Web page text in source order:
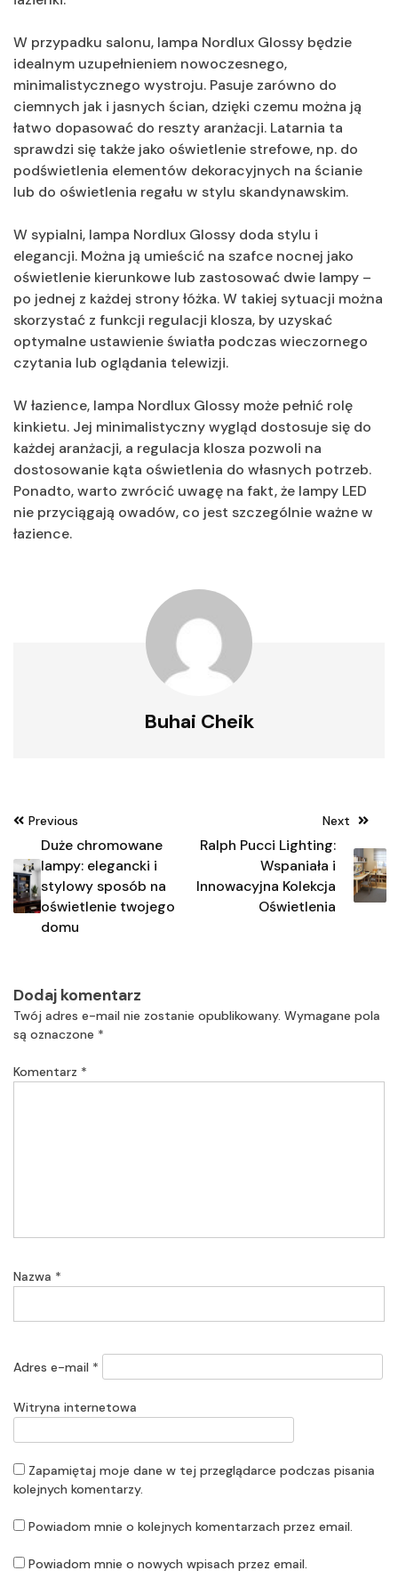
W przypadku salonu, lampa Nordlux Glossy będzie
idealnym uzupełnieniem nowoczesnego,
minimalistycznego wystroju. Pasuje zarówno do
ciemnych jak i jasnych ścian, dzięki czemu można ją
łatwo dopasować do reszty aranżacji. Latarnia ta
sprawdzi się także jako oświetlenie strefowe, np. do
podświetlenia elementów dekoracyjnych na ścianie
lub do oświetlenia regału w stylu skandynawskim.
W sypialni, lampa Nordlux Glossy doda stylu i
elegancji. Można ją umieścić na szafce nocnej jako
oświetlenie kierunkowe lub zastosować dwie lampy –
po jednej z każdej strony łóżka. W takiej sytuacji można
skorzystać z funkcji regulacji klosza, by uzyskać
optymalne ustawienie światła podczas wieczornego
czytania lub oglądania telewizji.
W łazience, lampa Nordlux Glossy może pełnić rolę
kinkietu. Jej minimalistyczny wygląd dostosuje się do
każdej aranżacji, a regulacja klosza pozwoli na
dostosowanie kąta oświetlenia do własnych potrzeb.
Ponadto, warto zwrócić uwagę na fakt, że lampy LED
nie przyciągają owadów, co jest szczególnie ważne w
łazience.
Buhai Cheik
Nawigacja
wpisu
Previous
Duże chromowane
lampy: elegancki i
stylowy sposób na
oświetlenie twojego
domu
Next
Ralph Pucci Lighting:
Wspaniała i
Innowacyjna Kolekcja
Oświetlenia
Dodaj komentarz
Twój adres e-mail nie zostanie opublikowany. Wymagane pola
są oznaczone *
Komentarz *
Nazwa *
Adres e-mail *
Witryna internetowa
Zapamiętaj moje dane w tej przeglądarce podczas pisania
kolejnych komentarzy.
Powiadom mnie o kolejnych komentarzach przez email.
Powiadom mnie o nowych wpisach przez email.